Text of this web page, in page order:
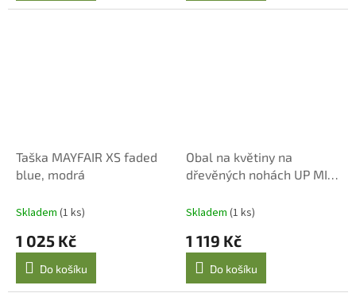
Taška MAYFAIR XS faded
blue, modrá
Skladem (1 ks)
1 025 Kč
Do košíku
Obal na květiny na
dřevěných nohách UP MID,
Skladem (1 ks)
1 119 Kč
Do košíku